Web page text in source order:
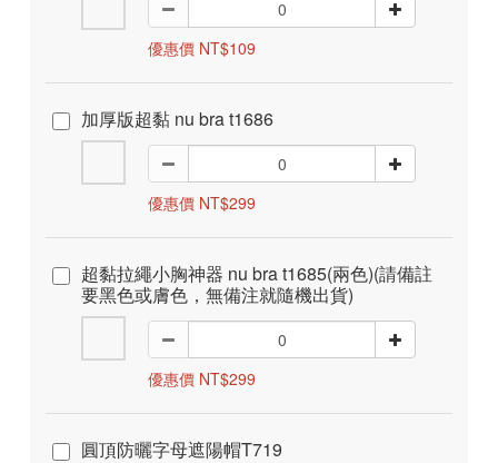
優惠價 NT$109
加厚版超黏 nu bra t1686
優惠價 NT$299
超黏拉繩小胸神器 nu bra t1685(兩色)(請備註
要黑色或膚色，無備注就隨機出貨)
優惠價 NT$299
圓頂防曬字母遮陽帽T719